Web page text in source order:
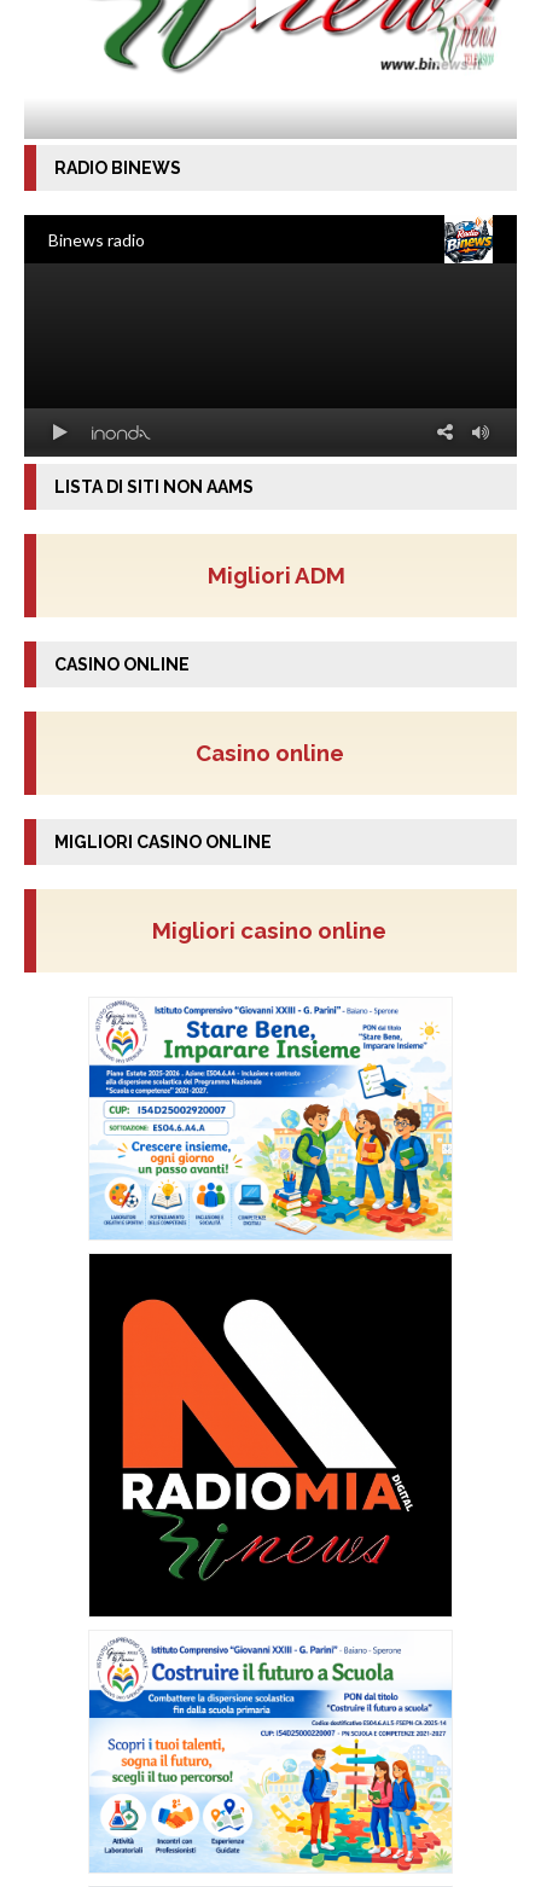
RADIO BINEWS
LISTA DI SITI NON AAMS
Migliori ADM
CASINO ONLINE
Casino online
MIGLIORI CASINO ONLINE
Migliori casino online